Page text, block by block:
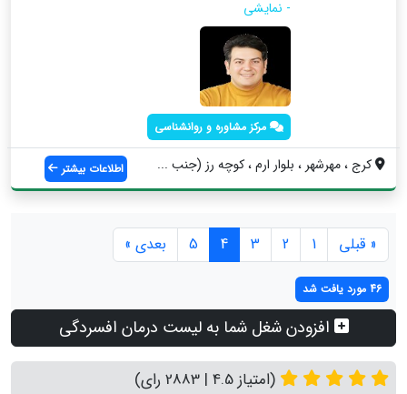
- نمایشی
مرکز مشاوره و روانشناسی
کرج ، مهرشهر ، بلوار ارم ، کوچه رز (جنب ... اطلاعات بیشتر
« قبلی 1
2
3
4
5 بعدی »
46 مورد یافت شد
افزودن شغل شما به لیست درمان افسردگی
(امتیاز 4.5 | 2883 رای)